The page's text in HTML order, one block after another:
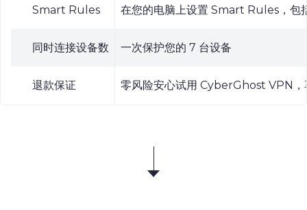
Smart Rules 在您的电脑上设置 Smart Rules，包
同时连接设备数 一次保护您的 7 台设备
退款保证 零风险安心试用 CyberGhost VPN，